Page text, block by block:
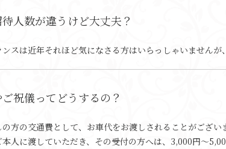
人数が違うけど大丈夫？
スは近年それほど気になさる方はいらっしゃいませんが
祝儀ってどうするの？
方の交通費として、お車代をお渡しされることがござ
人に渡していただき、その受付の方へは、3,000円〜